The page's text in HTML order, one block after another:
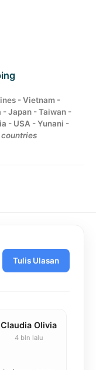
- Vietnam -
- Japan - Taiwan -
- USA - Yunani -
Tulis Ulasan
Claudia Olivia
4 bln lalu